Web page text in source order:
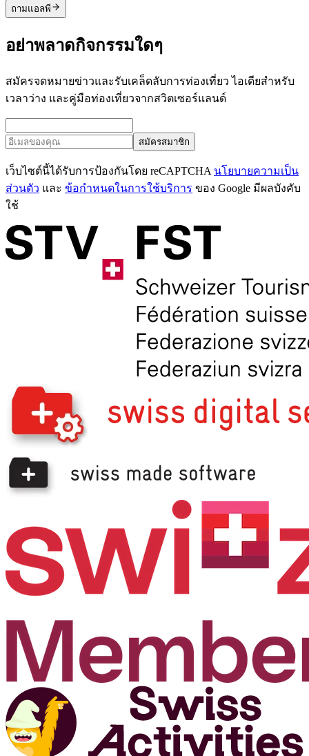
ถามแอลพี
อย่าพลาดกิจกรรมใดๆ
สมัครจดหมายข่าวและรับเคล็ดลับการท่องเที่ยว ไอเดียสำหรับ
เวลาว่าง และคู่มือท่องเที่ยวจากสวิตเซอร์แลนด์
สมัครสมาชิก
เว็บไซต์นี้ได้รับการป้องกันโดย reCAPTCHA นโยบายความเป็น
ส่วนตัว และ ข้อกำหนดในการใช้บริการ ของ Google มีผลบังคับ
ใช้